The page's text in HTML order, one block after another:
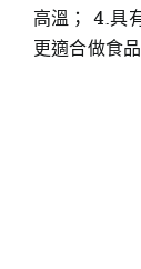
高溫； 4.具
更適合做食